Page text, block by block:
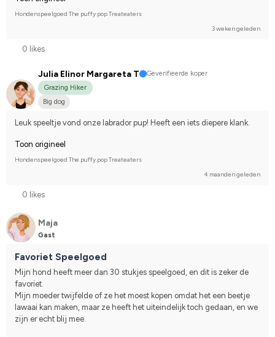
Hondenspeelgoed The puffy pop Treateaters
3 weken geleden
0 likes
Julia Elinor Margareta T
Geverifieerde koper
Grazing Hiker
Big dog
Leuk speeltje vond onze labrador pup! Heeft een iets diepere klank.
Toon origineel
Hondenspeelgoed The puffy pop Treateaters
4 maanden geleden
0 likes
Maja
Gast
Favoriet Speelgoed
Mijn hond heeft meer dan 30 stukjes speelgoed, en dit is zeker de
favoriet.
Mijn moeder twijfelde of ze het moest kopen omdat het een beetje
lawaai kan maken, maar ze heeft het uiteindelijk toch gedaan, en we
zijn er echt blij mee.